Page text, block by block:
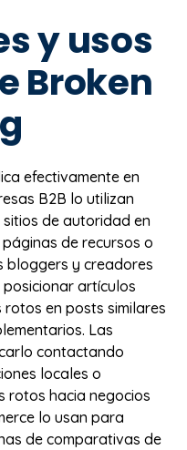
y usos
Broken
efectivamente en
B2B lo utilizan
de autoridad en
de recursos o
bloggers y creadores
artículos
en posts similares
Las
contactando
locales o
rotos hacia negocios
lo usan para
de comparativas de